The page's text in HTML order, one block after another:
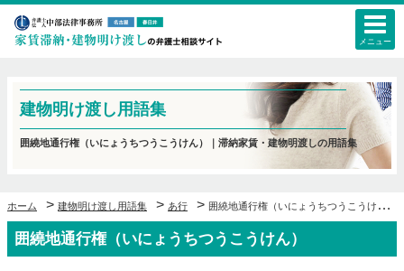
メニュー
建物明け渡し用語集
囲繞地通行権（いにょうちつうこうけん）｜滞納家賃・建物明渡しの用語集
ホーム > 建物明け渡し用語集 > あ行 > 囲繞地通行権（いにょうちつうこうけん）
囲繞地通行権（いにょうちつうこうけん）